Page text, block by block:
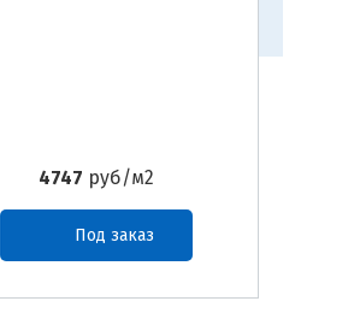
4747 руб/м2
Под заказ